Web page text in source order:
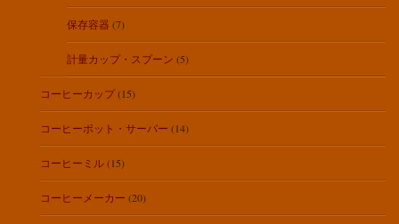
保存容器 (7)
計量カップ・スプーン (5)
コーヒーカップ(15)
コーヒーポット・サーバー (14)
コーヒーミル(15)
コーヒーメーカー (20)